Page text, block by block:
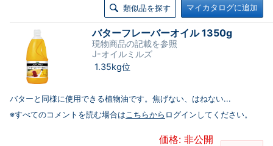
類似品を探す マイカタログに追加
バターフレーバーオイル 1350g
現物商品の記載を参照
J-オイルミルズ
1.35kg位
バターと同様に使用できる植物油です。焦げない、はねない...
※すべてのコメントを読む場合はこちらから ログインしてください。
価格: 非公開